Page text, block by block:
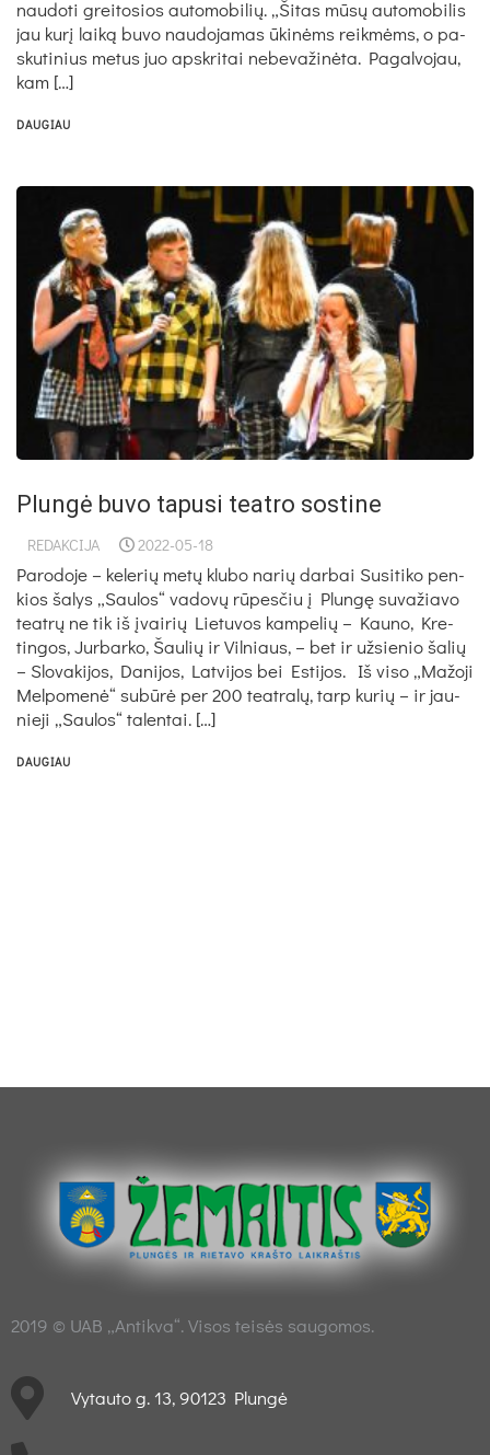
nau­do­ti grei­to­sios au­to­mo­bi­lių. „Ši­tas mūsų au­to­mo­bi­lis
jau kurį laiką bu­vo nau­do­ja­mas ūkinėms reikmėms, o pa­
sku­ti­nius me­tus juo ap­skri­tai ne­be­va­žinė­ta. Pa­gal­vo­jau,
kam […]
DAUGIAU
Plungė buvo tapusi teatro sostine
REDAKCIJA 2022-05-18
Parodoje – kelerių metų klubo narių darbai Su­si­ti­ko pen­
kios ša­lys „Sau­los“ va­dovų rūpes­čiu į Plungę su­va­žia­vo
teatrų ne tik iš įvai­rių Lie­tu­vos kam­pe­lių – Kau­no, Kre­
tin­gos, Jur­bar­ko, Šau­lių ir Vil­niaus, – bet ir už­sie­nio ša­lių
– Slo­va­ki­jos, Da­ni­jos, Lat­vi­jos bei Es­ti­jos. Iš vi­so „Ma­žo­ji
Mel­po­menė“ su­būrė per 200 teat­ralų, tarp ku­rių – ir jau­
nie­ji „Sau­los“ ta­len­tai. […]
DAUGIAU
2019 © UAB „Antikva“. Visos teisės saugomos.
Vytauto g. 13, 90123 Plungė